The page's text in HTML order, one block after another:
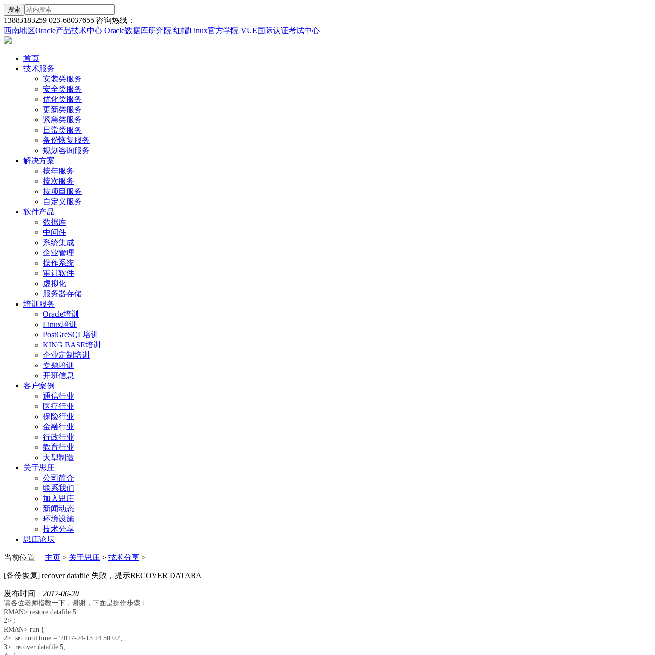
搜索
13883183259 023-68037655 咨询热线：
西南地区Oracle产品技术中心 Oracle数据库研究院 红帽Linux官方学院 VUE国际认证考试中心
首页
技术服务
安装类服务
安全类服务
优化类服务
更新类服务
紧急类服务
日常类服务
备份恢复服务
规划咨询服务
解决方案
按年服务
按次服务
按项目服务
自定义服务
软件产品
数据库
中间件
系统集成
企业管理
操作系统
审计软件
虚拟化
服务器存储
培训服务
Oracle培训
Linux培训
PostGreSQL培训
KING BASE培训
企业定制培训
专题培训
开班信息
客户案例
通信行业
医疗行业
保险行业
金融行业
行政行业
教育行业
大型制造
关于思庄
公司简介
联系我们
加入思庄
新闻动态
环境设施
技术分享
思庄论坛
当前位置： 主页 > 关于思庄 > 技术分享 >
[备份恢复] recover datafile 失败，提示RECOVER DATABA
发布时间： 2017-06-20
请各位老师指教一下，谢谢，下面是操作步骤：
RMAN> restore datafile 5
2> ;
RMAN> run {
2> set until time = '2017-04-13 14:50:00';
3> recover datafile 5;